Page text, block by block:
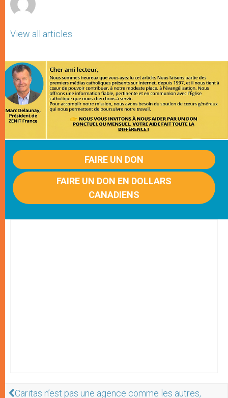
View all articles
FAIRE UN DON
FAIRE UN DON EN DOLLARS
CANADIENS
Caritas n’est pas une agence comme les autres,